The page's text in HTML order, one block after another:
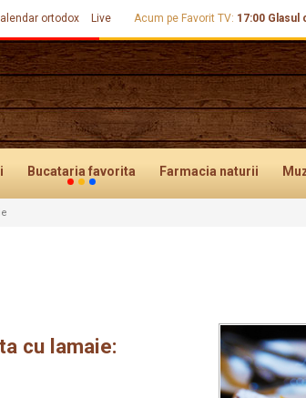
ortodox Live Acum pe Favorit TV: 17:00 Glasul
Bucataria favorita Farmacia naturii
cu lamaie: